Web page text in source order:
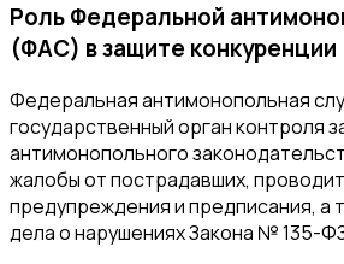
Роль Федеральной
(ФАС) в защите конкуренции
Федеральная антимонопольная
государственный орган контроля
антимонопольного
жалобы от пострадавших,
предупреждения и предписания, а
дела о нарушениях Закона № 135-